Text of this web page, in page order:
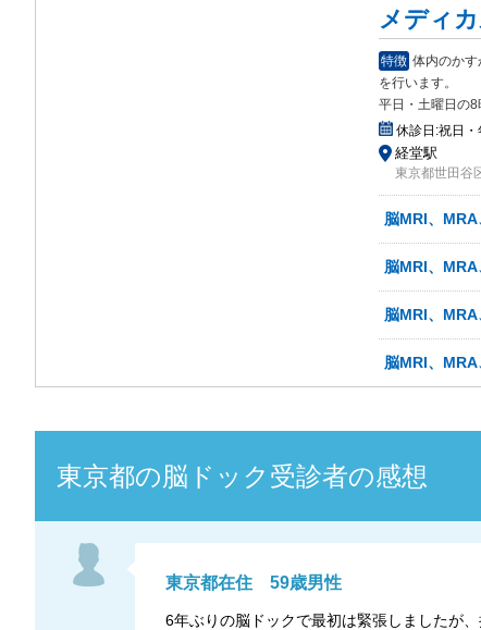
メディ
特徴 体内のか
を行います。
平日・土曜日の
休診日:祝日・
経堂駅
東京都世田谷
脳MRI、
脳MRI、
脳MRI、
脳MRI、
東京都の脳ドック 受診者の感想
東京都在住 59歳男性
6年ぶりの脳ドックで最初は緊張しましたが